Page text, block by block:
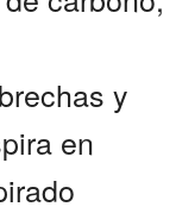
y
en